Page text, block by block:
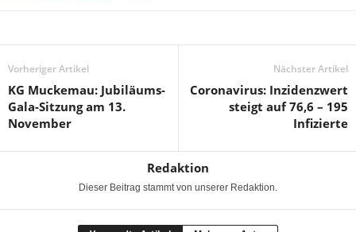
Vorheriger Artikel
KG Muckemau: Jubiläums-
Gala-Sitzung am 13.
November
Nächster Artikel
Coronavirus: Inzidenzwert
steigt auf 76,6 – 195
Infizierte
Redaktion
Dieser Beitrag stammt von unserer Redaktion.